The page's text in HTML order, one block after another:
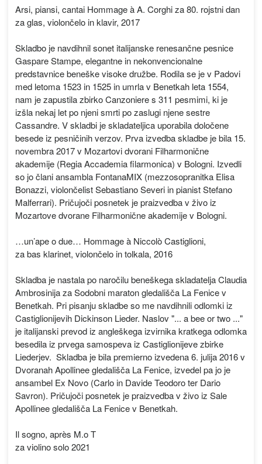
Arsi, piansi, cantai Hommage à A. Corghi za 80. rojstni dan
za glas, violončelo in klavir, 2017
Skladbo je navdihnil sonet italijanske renesančne pesnice
Gaspare Stampe, elegantne in nekonvencionalne
predstavnice beneške visoke družbe. Rodila se je v Padovi
med letoma 1523 in 1525 in umrla v Benetkah leta 1554,
nam je zapustila zbirko Canzoniere s 311 pesmimi, ki je
izšla nekaj let po njeni smrti po zaslugi njene sestre
Cassandre. V skladbi je skladateljica uporabila določene
besede iz pesničinih verzov. Prva izvedba skladbe je bila 15.
novembra 2017 v Mozartovi dvorani Filharmonične
akademije (Regia Accademia filarmonica) v Bologni. Izvedli
so jo člani ansambla FontanaMIX (mezzosopranitka Elisa
Bonazzi, violončelist Sebastiano Severi in pianist Stefano
Malferrari). Pričujoči posnetek je praizvedba v živo iz
Mozartove dvorane Filharmonične akademije v Bologni.
…un’ape o due… Hommage à Niccolò Castiglioni,
za bas klarinet, violončelo in tolkala, 2016
Skladba je nastala po naročilu beneškega skladatelja Claudia
Ambrosinija za Sodobni maraton gledališča La Fenice v
Benetkah. Pri pisanju skladbe so me navdihnili odlomki iz
Castiglionijevih Dickinson Lieder. Naslov "... a bee or two ..."
je italijanski prevod iz angleškega izvirnika kratkega odlomka
besedila iz prvega samospeva iz Castiglionijeve zbirke
Liederjev. Skladba je bila premierno izvedena 6. julija 2016 v
Dvoranah Apollinee gledališča La Fenice, izvedel pa jo je
ansambel Ex Novo (Carlo in Davide Teodoro ter Dario
Savron). Pričujoči posnetek je praizvedba v živo iz Sale
Apollinee gledališča La Fenice v Benetkah.
Il sogno, après M.o T
za violino solo 2021